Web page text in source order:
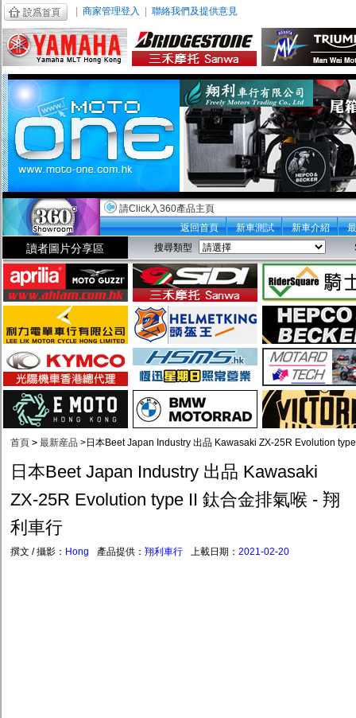
商家管理登入 聯絡我們及提供意見
請Click入360產品主頁
返回首頁
新車測試 新車介紹
讀者圖片分享區 搜尋類型
首頁 > 最新産品 >日本Beet Japan Industry 出品 Kawasaki ZX-25R Evolution
日本Beet Japan Industry 出品 Kawasaki
ZX-25R Evolution type II 鈦合金排氣喉 - 翔
利車行
撰文 / 攝影： Hong 產品提供： 翔利車行 上載日期： 2021-02-20